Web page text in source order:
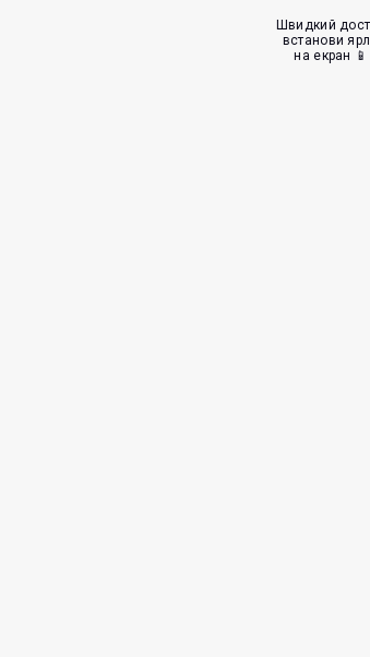
Швидкий
встанови
на екран